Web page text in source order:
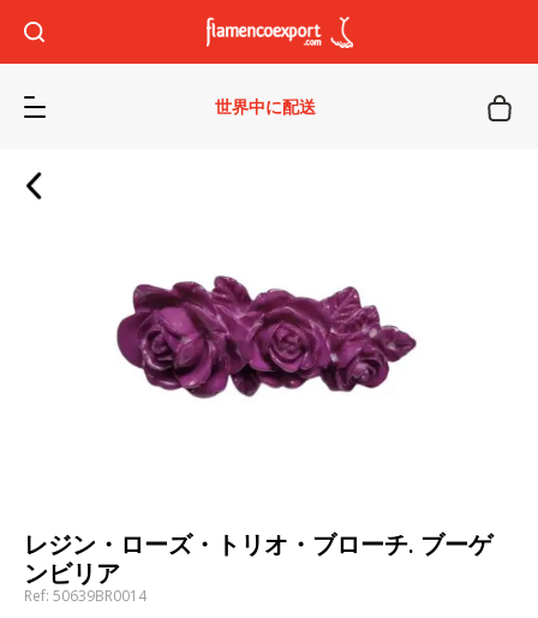
世界中に配送
レジン・ローズ・トリオ・ブローチ. ブーゲ
ンビリア
Ref: 50639BR0014